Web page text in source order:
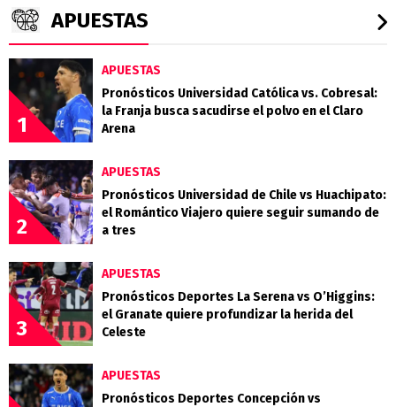
APUESTAS
1
APUESTAS
Pronósticos Universidad Católica vs. Cobresal:
la Franja busca sacudirse el polvo en el Claro
Arena
2
APUESTAS
Pronósticos Universidad de Chile vs Huachipato:
el Romántico Viajero quiere seguir sumando de
a tres
3
APUESTAS
Pronósticos Deportes La Serena vs O’Higgins:
el Granate quiere profundizar la herida del
Celeste
APUESTAS
Pronósticos Deportes Concepción vs